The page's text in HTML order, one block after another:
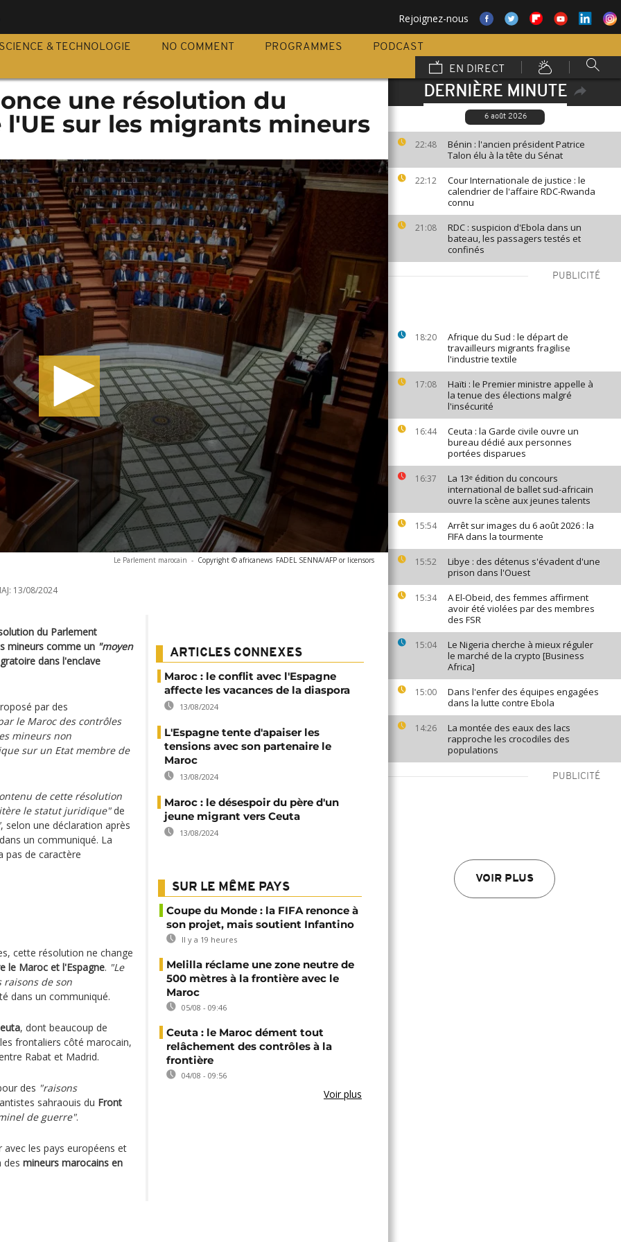
Rejoignez-nous
SCIENCE & TECHNOLOGIE NO COMMENT PROGRAMMES
PODCAST
EN DIRECT
DERNIÈRE MINUTE
6 août 2026
22:48
Bénin : l'ancien président Patrice
Talon élu à la tête du Sénat
22:12
Cour Internationale de justice : le
calendrier de l'affaire RDC-Rwanda
connu
21:08
RDC : suspicion d'Ebola dans un
bateau, les passagers testés et
confinés
PUBLICITÉ
18:20
Afrique du Sud : le départ de
travailleurs migrants fragilise
l'industrie textile
17:08
Haïti : le Premier ministre appelle à
la tenue des élections malgré
l'insécurité
16:44
Ceuta : la Garde civile ouvre un
bureau dédié aux personnes
portées disparues
16:37
La 13ᵉ édition du concours
international de ballet sud-africain
ouvre la scène aux jeunes talents
15:54
Arrêt sur images du 6 août 2026 : la
FIFA dans la tourmente
15:52
Libye : des détenus s'évadent d'une
prison dans l'Ouest
15:34
A El-Obeid, des femmes affirment
avoir été violées par des membres
des FSR
15:04
Le Nigeria cherche à mieux réguler
le marché de la crypto [Business
Africa]
15:00
Dans l'enfer des équipes engagées
dans la lutte contre Ebola
14:26
La montée des eaux des lacs
rapproche les crocodiles des
populations
PUBLICITÉ
VOIR PLUS
une résolution du
sur les migrants mineurs
Le Parlement marocain - Copyright © africanews FADEL SENNA/AFP or licensors
13/08/2024
du Parlement
mineurs comme un "moyen
dans l'enclave
par des
le Maroc des contrôles
mineurs non
sur un Etat membre de
de cette résolution
le statut juridique"de
, selon une déclaration après
un communiqué. La
pas de caractère
cette résolution ne change
le Maroc et l'Espagne. "Le
raisons de son
dans un communiqué.
, dont beaucoup de
frontaliers côté marocain,
Rabat et Madrid.
des "raisons
sahraouis du Front
de guerre".
les pays européens et
des mineurs marocains en
ARTICLES CONNEXES
Maroc : le conflit avec l'Espagne
affecte les vacances de la diaspora
13/08/2024
L'Espagne tente d'apaiser les
tensions avec son partenaire le
Maroc
13/08/2024
Maroc : le désespoir du père d'un
jeune migrant vers Ceuta
13/08/2024
SUR LE MÊME PAYS
Coupe du Monde : la FIFA renonce à
son projet, mais soutient Infantino
Il y a 19 heures
Melilla réclame une zone neutre de
500 mètres à la frontière avec le
Maroc
05/08 - 09:46
Ceuta : le Maroc dément tout
relâchement des contrôles à la
frontière
04/08 - 09:56
Voir plus